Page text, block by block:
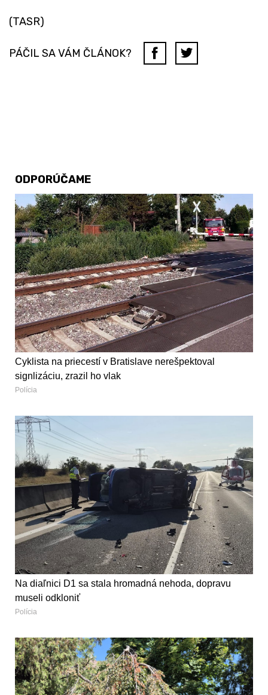
(TASR)
PÁČIL SA VÁM ČLÁNOK?
ODPORÚČAME
Cyklista na priecestí v Bratislave nerešpektoval
signlizáciu, zrazil ho vlak
Polícia
Na diaľnici D1 sa stala hromadná nehoda, dopravu
museli odkloniť
Polícia